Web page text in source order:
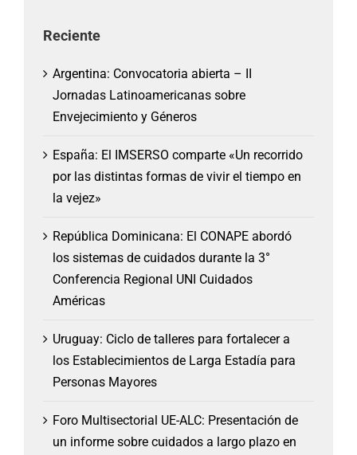
Reciente
Argentina: Convocatoria abierta – II
Jornadas Latinoamericanas sobre
Envejecimiento y Géneros
España: El IMSERSO comparte «Un recorrido
por las distintas formas de vivir el tiempo en
la vejez»
República Dominicana: El CONAPE abordó
los sistemas de cuidados durante la 3°
Conferencia Regional UNI Cuidados
Américas
Uruguay: Ciclo de talleres para fortalecer a
los Establecimientos de Larga Estadía para
Personas Mayores
Foro Multisectorial UE-ALC: Presentación de
un informe sobre cuidados a largo plazo en